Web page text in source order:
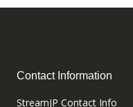
Contact Information
StreamJP Contact Info